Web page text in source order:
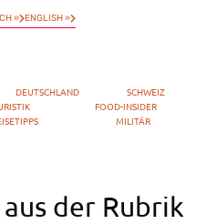
» ENGLISH »
DEUTSCHLAND
SCHWEIZ
FOOD-INSIDER
MILITÄR
der Rubrik